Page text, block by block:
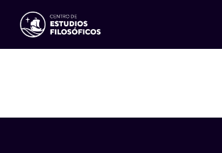
Eventos